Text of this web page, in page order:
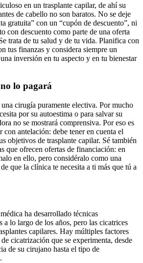
en un trasplante capilar, de ahí su
de cabello no son baratos. No se deje
gratuita” con un “cupón de descuento”, ni
con descuento como parte de una oferta
trata de tu salud y de tu vida. Planifica con
tus finanzas y considera siempre un
inversión en tu aspecto y en tu bienestar
lo pagará
cirugía puramente electiva. Por mucho
por su autoestima o para salvar su
no se mostrará comprensiva. Por eso es
antelación: debe tener en cuenta el
objetivos de trasplante capilar. Sé también
que ofrecen ofertas de financiación: en
en ello, pero considéralo como una
que la clínica te necesita a ti más que tú a
ha desarrollado técnicas
a lo largo de los años, pero las cicatrices
capilares. Hay múltiples factores
cicatrización que se experimenta, desde
de su cirujano hasta el tipo de